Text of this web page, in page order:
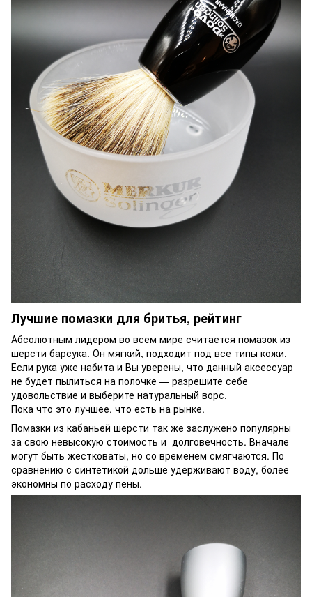
Лучшие помазки для бритья, рейтинг
Абсолютным лидером во всем мире считается помазок из
шерсти барсука. Он мягкий, подходит под все типы кожи.
Если рука уже набита и Вы уверены, что данный аксессуар
не будет пылиться на полочке — разрешите себе
удовольствие и выберите натуральный ворс.
Пока что это лучшее, что есть на рынке.
Помазки из кабаньей шерсти так же заслужено популярны
за свою невысокую стоимость и долговечность. Вначале
могут быть жестковаты, но со временем смягчаются. По
сравнению с синтетикой дольше удерживают воду, более
экономны по расходу пены.